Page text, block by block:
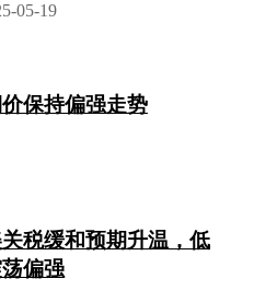
05-19
保持偏强走势
税缓和预期升温，低
偏强